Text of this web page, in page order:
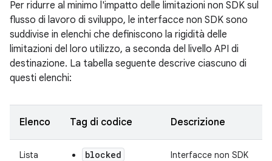
Per ridurre al minimo l'impatto delle limitazioni non SDK sul
flusso di lavoro di sviluppo, le interfacce non SDK sono
suddivise in elenchi che definiscono la rigidità delle
limitazioni del loro utilizzo, a seconda del livello API di
destinazione. La tabella seguente descrive ciascuno di
questi elenchi:
Elenco Tag di codice Descrizione
Lista
blocked
Interfacce non SDK